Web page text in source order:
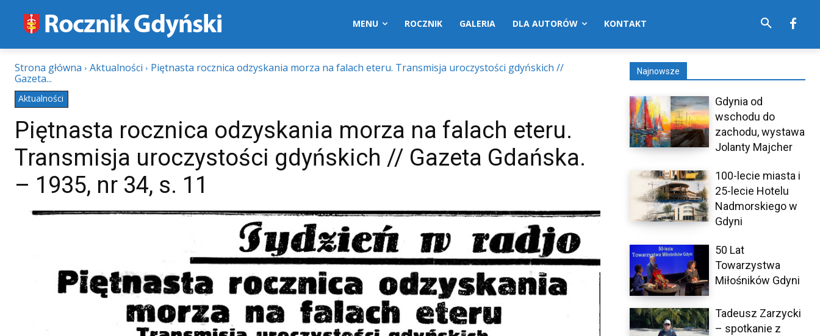
MENU ROCZNIK GALERIA DLA AUTORÓW KONTAKT
Strona główna Aktualności
Piętnasta rocznica odzyskania morza na falach eteru. Transmisja uroczystości gdyńskich //
Gazeta...
Aktualności
Piętnasta rocznica odzyskania morza na falach eteru.
Transmisja uroczystości gdyńskich // Gazeta Gdańska.
– 1935, nr 34, s. 11
Najnowsze
Gdynia od
wschodu do
zachodu, wystawa
Jolanty Majcher
100-lecie miasta i
25-lecie Hotelu
Nadmorskiego w
Gdyni
50 Lat
Towarzystwa
Miłośników Gdyni
Tadeusz Zarzycki
– spotkanie z